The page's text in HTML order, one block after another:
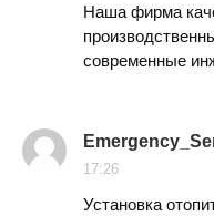
Наша фирма
современные
17:26
Установка